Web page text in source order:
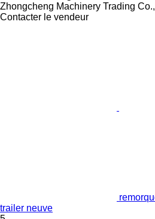
Zhongcheng Machinery Trading
Contacter le vendeur
trailer neuve